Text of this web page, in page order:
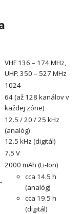
VHF 136 – 174 MHz,
UHF: 350 – 527 MHz
1024
64 (až 128 kanálov v
každej zóne)
12.5 / 20 / 25 kHz
(analóg)
12.5 kHz (digitál)
7.5 V
2000 mAh (Li-Ion)
cca 14.5 h
(analóg)
cca 19.5 h
(digitál)